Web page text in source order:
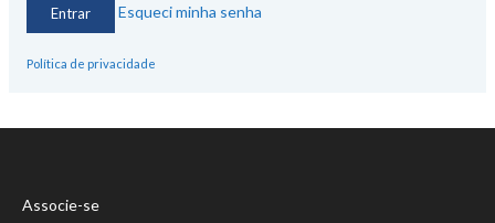
Esqueci minha senha
Política de privacidade
Associe-se